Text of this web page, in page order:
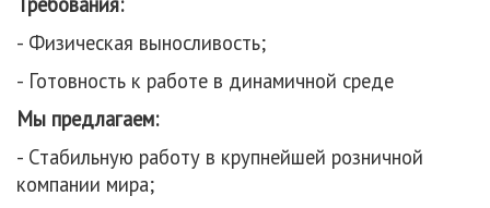
- Физическая выносливость;
- Готовность к работе в динамичной среде
Мы предлагаем:
- Стабильную работу в крупнейшей розничной
компании мира;